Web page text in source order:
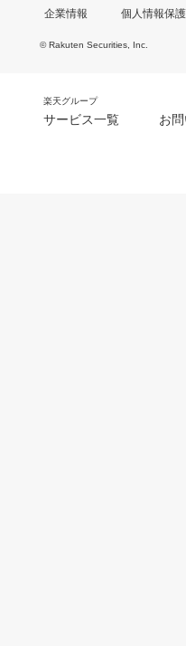
企業情報 個人情報保
© Rakuten Securities, Inc.
楽天グループ
サービス一覧 お